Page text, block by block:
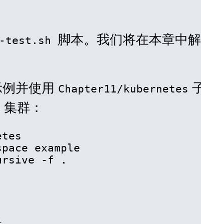
test.sh 脚本。我们将在本章中
并使用 Chapter11/kubernetes
群：
example
-f .